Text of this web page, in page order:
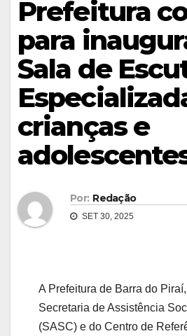
Prefeitura
para
Sala de
crianças e
Por: Redação
SET 30, 2025
A Prefeitura de Barra do
Secretaria de Assistência
(SASC) e do Centro de